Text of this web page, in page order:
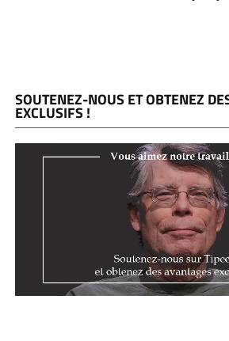
SOUTENEZ-NOUS ET OBTENEZ
EXCLUSIFS !